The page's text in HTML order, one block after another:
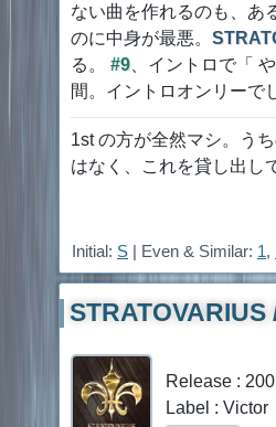
ない曲を作れるのも、あ
のに中身が最悪。
る。 #9 、イントロで「
間。イントロオンリーで
1st の方が全然マシ。う
はなく、これを貸し出し
Initial: S | Even & Similar: 1,
Release :
Label : Victor